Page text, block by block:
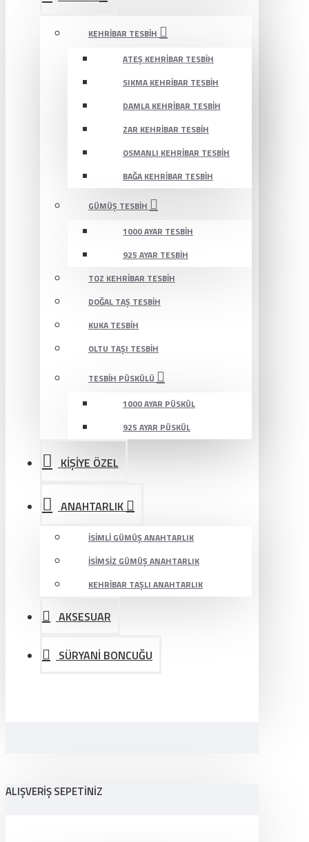
KEHRIBAR TESBIH
ATEŞ KEHRIBAR TESBIH
SIKMA KEHRIBAR TESBIH
DAMLA KEHRIBAR TESBIH
ZAR KEHRIBAR TESBIH
OSMANLI KEHRIBAR TESBIH
BAĞA KEHRIBAR TESBIH
GÜMÜŞ TESBIH
1000 AYAR TESBIH
925 AYAR TESBIH
TOZ KEHRIBAR TESBIH
DOĞAL TAŞ TESBIH
KUKA TESBIH
OLTU TAŞI TESBIH
TESBIH PÜSKÜLÜ
1000 AYAR PÜSKÜL
925 AYAR PÜSKÜL
KİŞİYE ÖZEL
ANAHTARLIK
İSIMLI GÜMÜŞ ANAHTARLIK
İSIMSIZ GÜMÜŞ ANAHTARLIK
KEHRIBAR TAŞLI ANAHTARLIK
AKSESUAR
SÜRYANİ BONCUĞU
ALIŞVERIŞ SEPETINIZ